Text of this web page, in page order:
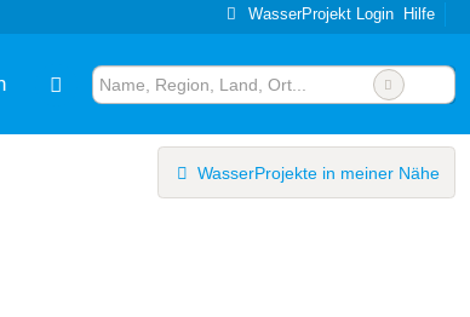
WasserProjekt Login Hilfe
WasserProjekte in meiner Nähe